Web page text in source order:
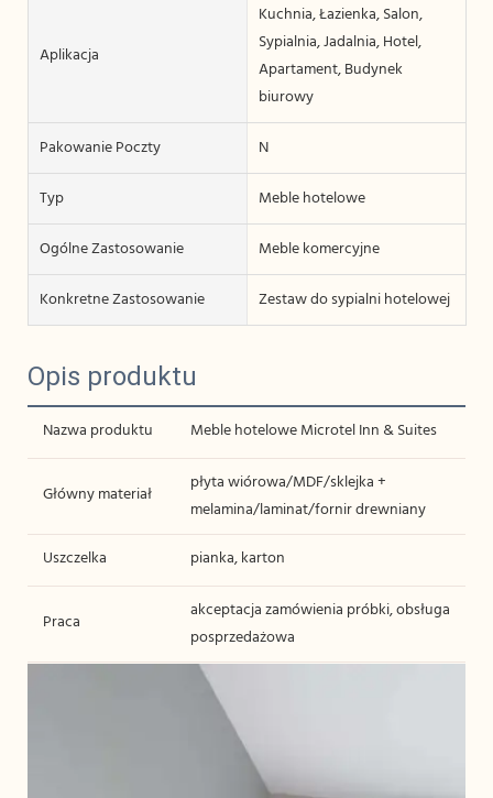
Aplikacja
Kuchnia, Łazienka, Salon,
Sypialnia, Jadalnia, Hotel,
Apartament, Budynek
biurowy
Pakowanie Poczty
N
Typ
Meble hotelowe
Ogólne Zastosowanie
Meble komercyjne
Konkretne Zastosowanie
Zestaw do sypialni hotelowej
Opis produktu
Nazwa produktu Meble hotelowe Microtel Inn & Suites
Główny materiał
płyta wiórowa/MDF/sklejka +
melamina/laminat/fornir drewniany
Uszczelka
pianka, karton
Praca
akceptacja zamówienia próbki, obsługa
posprzedażowa